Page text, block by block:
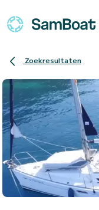
Zoekresultaten